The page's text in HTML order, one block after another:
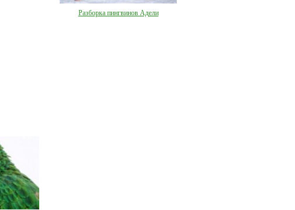
Разборка пингвинов Адели